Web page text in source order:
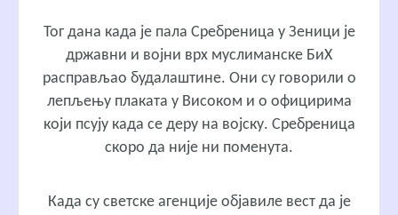
Тог дана када је пала Сребреница у Зеници је
државни и војни врх муслиманске БиХ
расправљао будалаштине. Они су говорили о
лепљењу плаката у Високом и о официрима
који псују када се деру на војску. Сребреница
скоро да није ни поменута.
Када су светске агенције објавиле вест да је